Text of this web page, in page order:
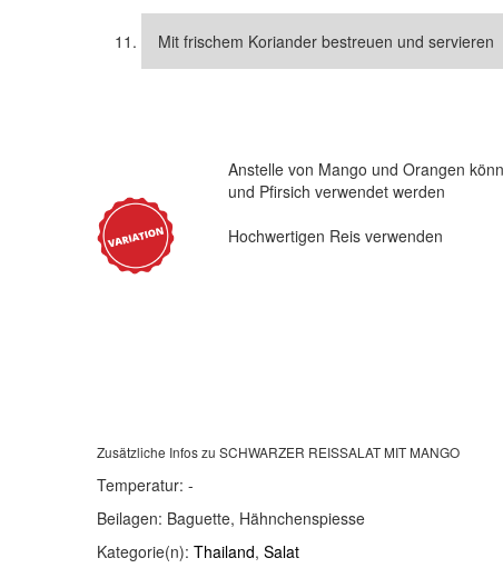
Mit frischem Koriander bestreuen und servieren
Anstelle von Mango und Orangen
und Pfirsich verwendet werden
Hochwertigen Reis verwenden
Zusätzliche Infos zu SCHWARZER REISSALAT MIT MANGO
Temperatur: -
Beilagen: Baguette, Hähnchenspiesse
Kategorie(n): Thailand, Salat